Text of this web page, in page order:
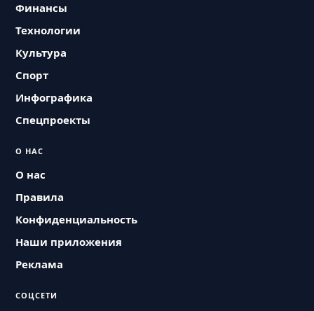
Финансы
Технологии
Культура
Спорт
Инфографика
Спецпроекты
О НАС
О нас
Правила
Конфиденциальность
Наши приложения
Реклама
СОЦСЕТИ